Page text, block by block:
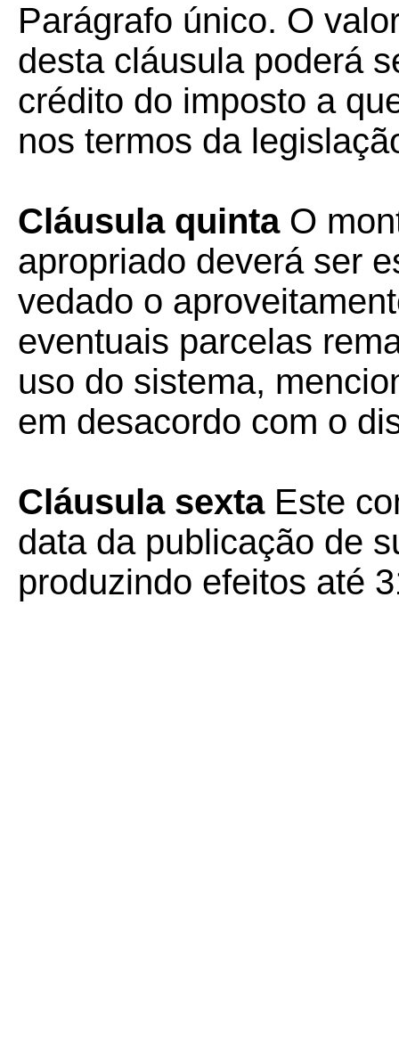
Parágrafo único. O
desta cláusula poderá
crédito do imposto a
nos termos da
Cláusula quintaO
apropriado deverá ser
vedado o
eventuais parcelas
uso do sistema,
em desacordo com o
Cláusula sextaEste
data da publicação de
produzindo efeitos até